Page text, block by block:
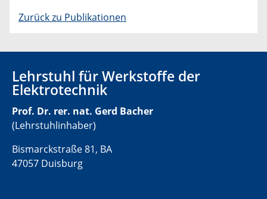
Zurück zu Publikationen
Lehrstuhl für Werkstoffe der
Elektrotechnik
Prof. Dr. rer. nat. Gerd Bacher
(Lehrstuhlinhaber)
Bismarckstraße 81, BA
47057 Duisburg